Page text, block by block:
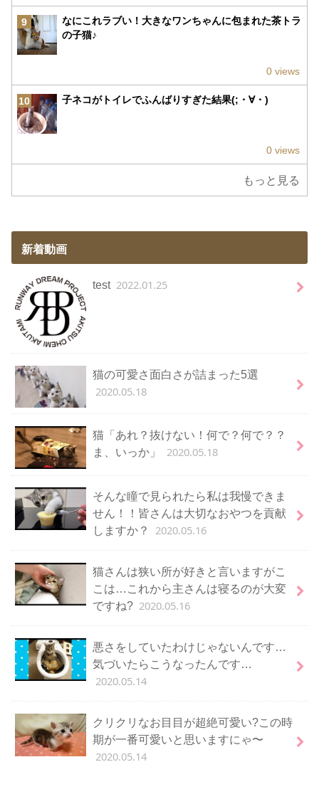
9
なにこれラブい！大きなワンちゃんに包まれた茶トラ
の子猫♪
0 views
10 子ネコがトイレでふんばりすぎた結果(;・∀・)
0 views
もっと見る
新着動画
test 2022.01.25
猫の可愛さ面白さが詰まった5選
2020.05.18
猫「あれ？抜けない！何で？何で？？
ま、いっか」
2020.05.18
そんな瞳で見られたら私は我慢できま
せん！！皆さんは大切なおやつを貢献
しますか？
2020.05.16
猫さんは狭い所が好きと言いますがこ
こは…これから主さんは寝るのが大変
ですね? 2020.05.16
悪さをしていたわけじゃないんです…
気づいたらこうなったんです…
2020.05.14
クリクリなお目目が超絶可愛い?この時
期が一番可愛いと思いますにゃ〜
2020.05.14